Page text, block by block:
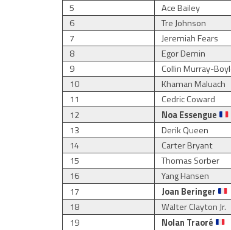
5
Ace Bailey
6
Tre Johnson
7
Jeremiah Fears
8
Egor Demin
9
Collin Murray-
10
Khaman Maluach
11
Cedric Coward
12
Noa Essengue
13
Derik Queen
14
Carter Bryant
15
Thomas Sorber
16
Yang Hansen
17
Joan Beringer
18
Walter Clayton Jr.
19
Nolan Traoré